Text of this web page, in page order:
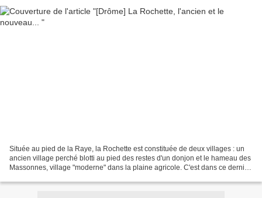
Située au pied de la Raye, la Rochette est constituée de deux villages : un
ancien village perché blotti au pied des restes d'un donjon et le hameau des
Massonnes, village "moderne" dans la plaine agricole. C'est dans ce dernier,